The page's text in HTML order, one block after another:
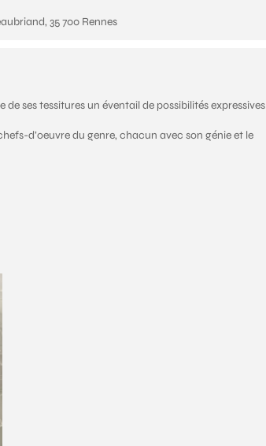
35 700 Rennes
ses tessitures un éventail de possibilités expressives
d’oeuvre du genre, chacun avec son génie et le